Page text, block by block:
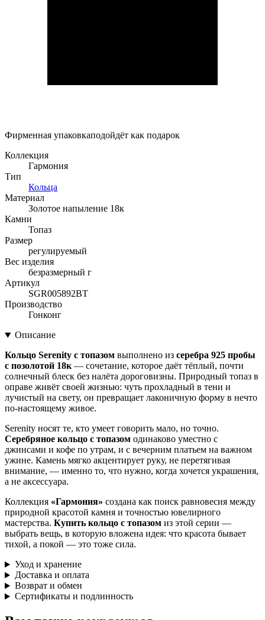
Фирменная упаковкаподойдёт как подарок
Коллекция
Гармония
Тип
Кольца
Материал
Золотое напыление 18к
Камни
Топаз
Размер
регулируемый
Вес изделия
безразмерный г
Артикул
SGR005892BT
Производство
Гонконг
Описание
Кольцо Serenity с топазом выполнено из серебра 925 пробы
с позолотой 18к— сочетание, которое даёт тёплый, почти
солнечный блеск без налёта дороговизны. Природный топаз в
оправе живёт своей жизнью: чуть прохладный в тени и
лучистый на свету, он превращает лаконичную форму в нечто
по-настоящему живое.
Serenity носят те, кто умеет говорить мало, но точно.
Серебряное кольцо с топазом одинаково уместно с
джинсами и кофе по утрам, и с вечерним платьем на важном
ужине. Камень мягко акцентирует руку, не перетягивая
внимание, — именно то, что нужно, когда хочется украшения,
а не аксессуара.
Коллекция «Гармония» создана как поиск равновесия между
природной красотой камня и точностью ювелирного
мастерства. Купить кольцо с топазом из этой серии —
выбрать вещь, в которую вложена идея: что красота бывает
тихой, а покой — это тоже сила.
Уход и хранение
Доставка и оплата
Возврат и обмен
Сертификаты и подлинность